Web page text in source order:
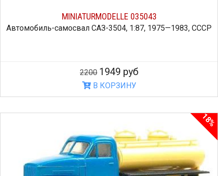
MINIATURMODELLE 035043
Автомобиль-самосвал САЗ-3504, 1:87, 1975—1983, СССР
2200 1949 руб
В КОРЗИНУ
18%